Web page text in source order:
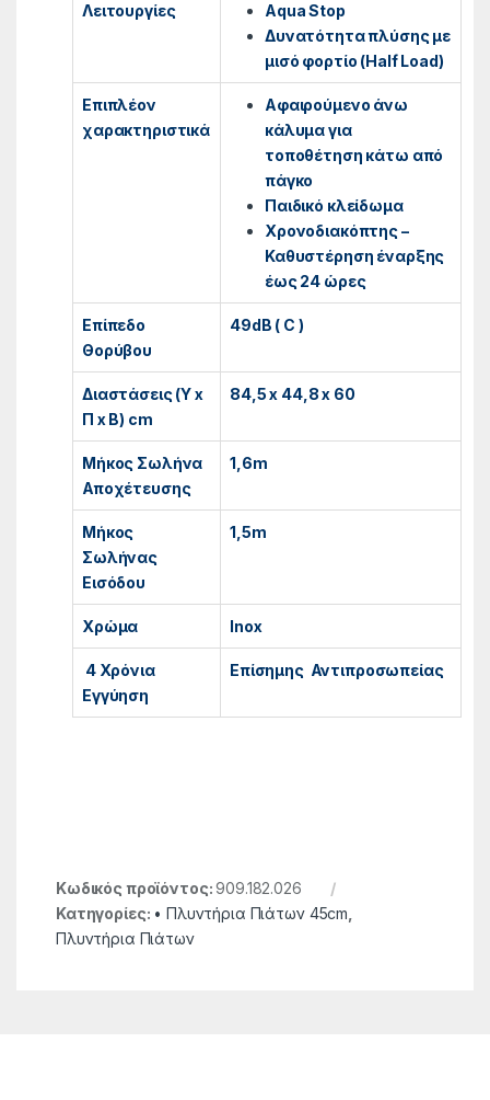
Λειτουργίες
Aqua Stop
Δυνατότητα πλύσης με
μισό φορτίο (Half Load)
Επιπλέον
χαρακτηριστικά
Αφαιρούμενο άνω
κάλυμα για
τοποθέτηση κάτω από
πάγκο
Παιδικό κλείδωμα
Χρονοδιακόπτης –
Καθυστέρηση έναρξης
έως 24 ώρες
Επίπεδο
Θορύβου
49dB ( C )
Διαστάσεις (Υ x
Π x Β) cm
84,5 x 44,8 x 60
Μήκος Σωλήνα
Αποχέτευσης
1,6m
Μήκος
Σωλήνας
Εισόδου
1,5m
Χρώμα Inox
4 Χρόνια
Εγγύηση
Επίσημης Αντιπροσωπείας
Κωδικός προϊόντος:909.182.026
Κατηγορίες: • Πλυντήρια Πιάτων 45cm,
Πλυντήρια Πιάτων